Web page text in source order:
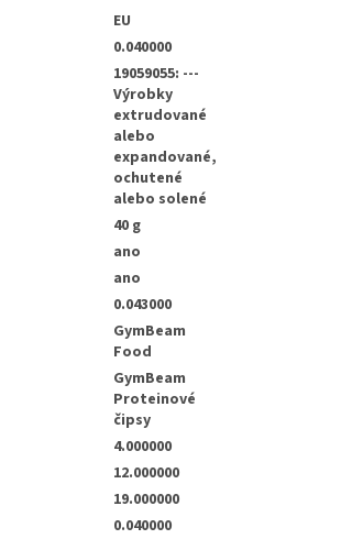
EU
0.040000
19059055: ---
Výrobky
extrudované
alebo
expandované,
ochutené
alebo solené
40 g
ano
ano
0.043000
GymBeam
Food
GymBeam
Proteinové
čipsy
4.000000
12.000000
19.000000
0.040000